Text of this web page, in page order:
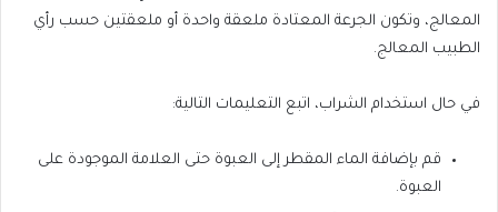
المعالج، وتكون الجرعة المعتادة ملعقة واحدة أو ملعقتين حسب رأي
الطبيب المعالج.
في حال استخدام الشراب، اتبع التعليمات التالية:
قم بإضافة الماء المقطر إلى العبوة حتى العلامة الموجودة على
العبوة.